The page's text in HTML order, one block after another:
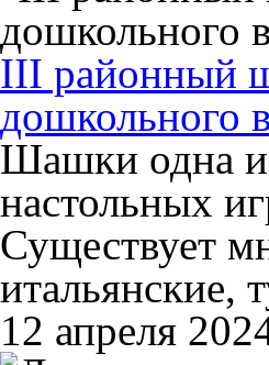
III районный
дошкольного
Шашки одна
настольных
Существует
итальянские,
12 апреля